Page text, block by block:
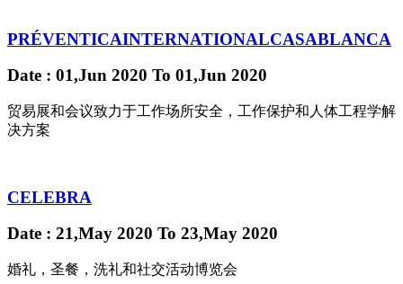
PRÉVENTICAINTERNATIONALCASABLANCA
Date : 01,Jun 2020 To 01,Jun 2020
贸易展和会议致力于工作场所安全，工作保护和人体工程学解
决方案
CELEBRA
Date : 21,May 2020 To 23,May 2020
婚礼，圣餐，洗礼和社交活动博览会